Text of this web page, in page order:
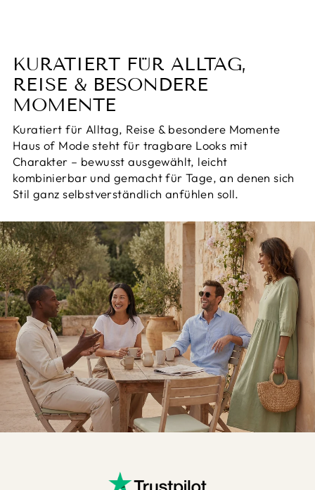
KURATIERT FÜR ALLTAG,
REISE & BESONDERE
MOMENTE
Kuratiert für Alltag, Reise & besondere Momente
Haus of Mode steht für tragbare Looks mit
Charakter – bewusst ausgewählt, leicht
kombinierbar und gemacht für Tage, an denen sich
Stil ganz selbstverständlich anfühlen soll.